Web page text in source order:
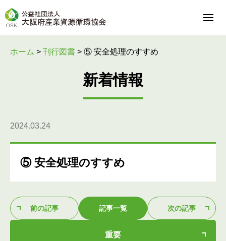
ホーム > 刊行図書 > ⑤ 安全処理のすすめ
新着情報
2024.03.24
⑤ 安全処理のすすめ
前の記事 記事一覧 次の記事
重要